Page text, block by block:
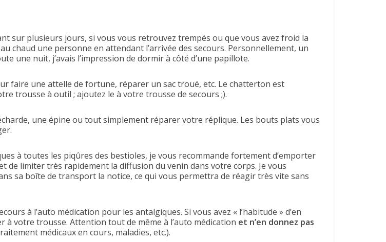
sur plusieurs jours, si vous vous retrouvez trempés ou que vous avez froid la
chaud une personne en attendant l’arrivée des secours. Personnellement, un
une nuit, j’avais l’impression de dormir à côté d’une papillote.
faire une attelle de fortune, réparer un sac troué, etc. Le chatterton est
trousse à outil ; ajoutez le à votre trousse de secours ;).
une épine ou tout simplement réparer votre réplique. Les bouts plats vous
à toutes les piqûres des bestioles, je vous recommande fortement d’emporter
de limiter très rapidement la diffusion du venin dans votre corps. Je vous
sa boîte de transport la notice, ce qui vous permettra de réagir très vite sans
à l’auto médication pour les antalgiques. Si vous avez « l’habitude » d’en
à votre trousse. Attention tout de même à l’auto médication et n’en donnez pas
médicaux en cours, maladies, etc.).